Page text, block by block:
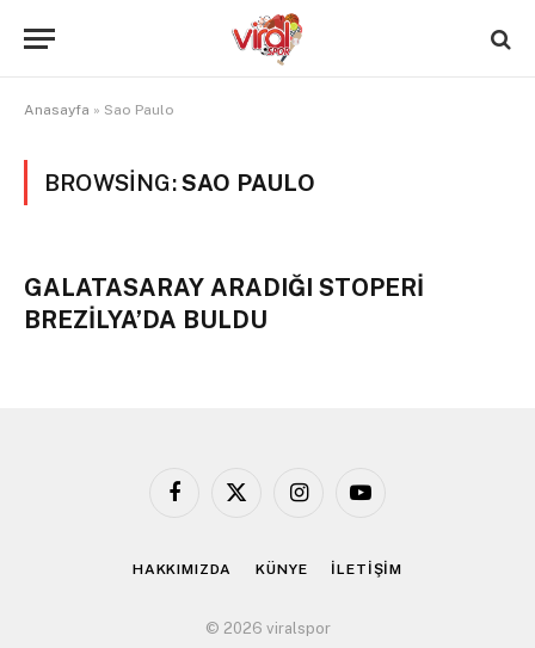
Anasayfa » Sao Paulo
BROWSING:SAO PAULO
GALATASARAY ARADIĞI STOPERİ
BREZİLYA’DA BULDU
Facebook
X
InstagramYouTube
HAKKIMIZDA KÜNYE İLETİŞİM
© 2026 viralspor